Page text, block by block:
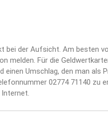
bei der Aufsicht. Am besten
melden. Für die
einen Umschlag, den man als
02774 71140 zu